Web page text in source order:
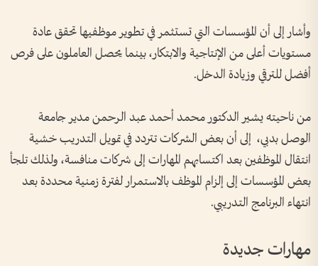
وأشار إلى أن المؤسسات التي تستثمر في تطوير موظفيها تحقق عادة
مستويات أعلى من الإنتاجية والابتكار، بينما يحصل العاملون على فرص
أفضل للترقي وزيادة الدخل.
من ناحيته يشير الدكتور محمد أحمد عبد الرحمن مدير جامعة
الوصل بدبي، إلى أن بعض الشركات تتردد في تمويل التدريب خشية
انتقال الموظفين بعد اكتسابهم المهارات إلى شركات منافسة، ولذلك تلجأ
بعض المؤسسات إلى إلزام الموظف بالاستمرار لفترة زمنية محددة بعد
انتهاء البرنامج التدريبي.
مهارات جديدة